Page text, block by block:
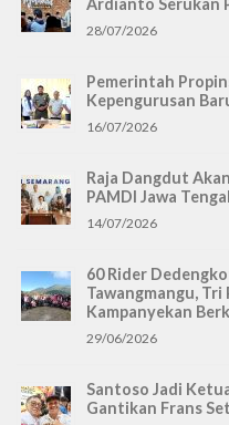
Ardianto Serukan
28/07/2026
Pemerintah
Kepengurusan
16/07/2026
Raja Dangdut
PAMDI Jawa
14/07/2026
60 Rider
Tawangmangu,
Kampanyekan
29/06/2026
Santoso Jadi
Gantikan Frans